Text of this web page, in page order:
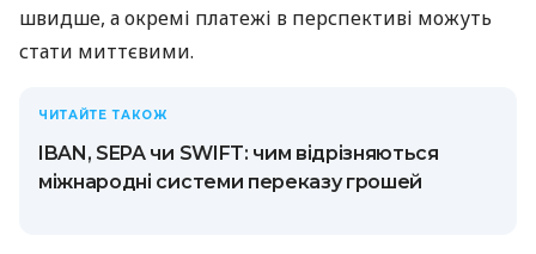
швидше, а окремі платежі в перспективі можуть
стати миттєвими.
ЧИТАЙТЕ ТАКОЖ
IBAN, SEPA чи SWIFT: чим відрізняються
міжнародні системи переказу грошей